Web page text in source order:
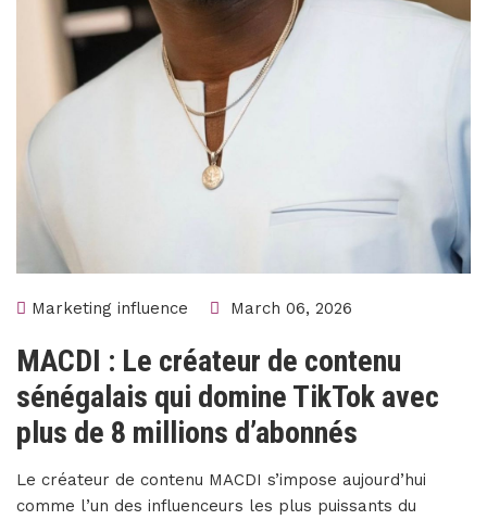
Marketing influence March 06, 2026
MACDI : Le créateur de contenu
sénégalais qui domine TikTok avec
plus de 8 millions d’abonnés
Le créateur de contenu MACDI s’impose aujourd’hui
comme l’un des influenceurs les plus puissants du